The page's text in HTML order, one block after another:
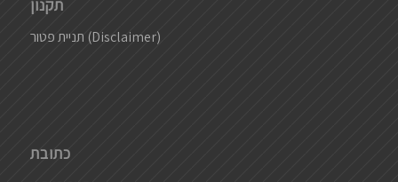
תקנון
תניית פטור (Disclaimer)
כתובת